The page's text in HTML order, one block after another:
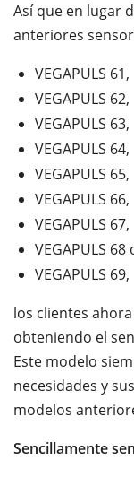
Así que en lugar
anteriores
VEGAPULS 61,
VEGAPULS 62,
VEGAPULS 63,
VEGAPULS 64,
VEGAPULS 65,
VEGAPULS 66,
VEGAPULS 67,
VEGAPULS 68
VEGAPULS 69,
los clientes
obteniendo el
Este modelo
necesidades y
modelos
Sencillamente